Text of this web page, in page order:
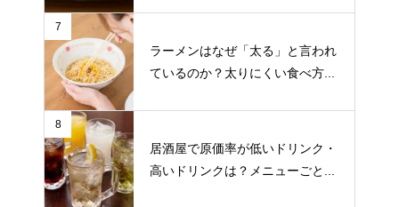
7
ラーメンはなぜ「太る」と言われ
ているのか？太りにくい食べ方...
8
居酒屋で原価率が低いドリンク・
高いドリンクは？メニューごと...